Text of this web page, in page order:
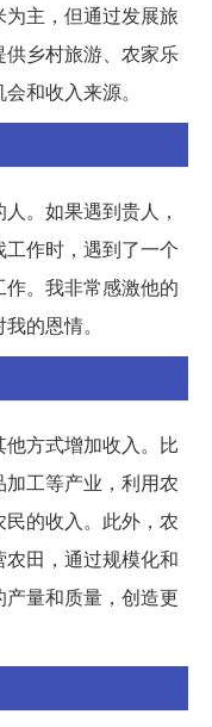
主，但通过发展旅
乡村旅游、农家乐
和收入来源。
。如果遇到贵人，
作时，遇到了一个
。我非常感激他的
的恩情。
方式增加收入。比
工等产业，利用农
的收入。此外，农
田，通过规模化和
量和质量，创造更